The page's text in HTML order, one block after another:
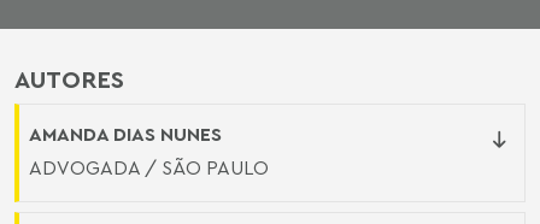
AUTORES
AMANDA DIAS NUNES
ADVOGADA / SÃO PAULO